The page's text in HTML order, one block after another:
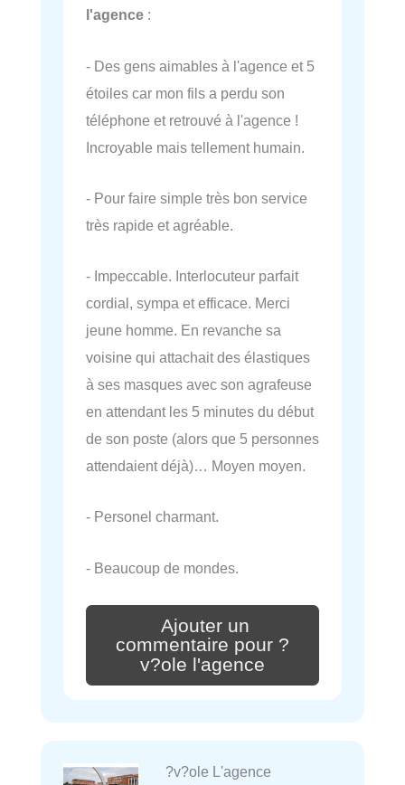
l'agence :
- Des gens aimables à l'agence et 5
étoiles car mon fils a perdu son
téléphone et retrouvé à l'agence !
Incroyable mais tellement humain.
- Pour faire simple très bon service
très rapide et agréable.
- Impeccable. Interlocuteur parfait
cordial, sympa et efficace. Merci
jeune homme. En revanche sa
voisine qui attachait des élastiques
à ses masques avec son agrafeuse
en attendant les 5 minutes du début
de son poste (alors que 5 personnes
attendaient déjà)… Moyen moyen.
- Personel charmant.
- Beaucoup de mondes.
Ajouter un
commentaire pour ?
v?ole l'agence
?v?ole L'agence